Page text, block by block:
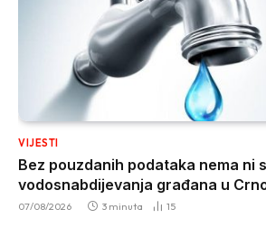
VIJESTI
Bez pouzdanih podataka nema ni
vodosnabdijevanja građana u
07/08/2026 3 minuta 15